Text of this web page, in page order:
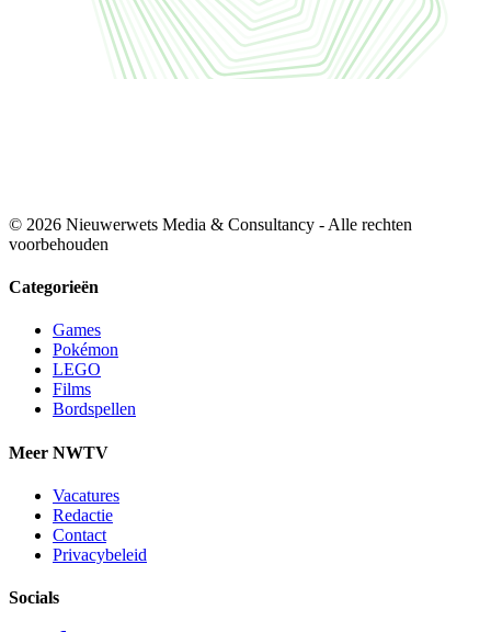
© 2026 Nieuwerwets Media & Consultancy - Alle rechten
voorbehouden
Categorieën
Games
Pokémon
LEGO
Films
Bordspellen
Meer NWTV
Vacatures
Redactie
Contact
Privacybeleid
Socials